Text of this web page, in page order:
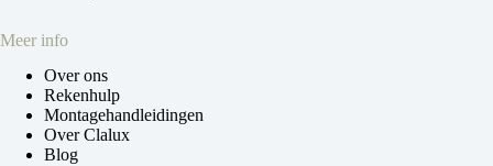
Meer info
Over ons
Rekenhulp
Montagehandleidingen
Over Clalux
Blog